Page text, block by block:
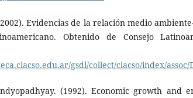
Evidencias de la relación medio
Obtenido de Consejo
gsdl/collect/clacso/index/
(1992). Economic growth and